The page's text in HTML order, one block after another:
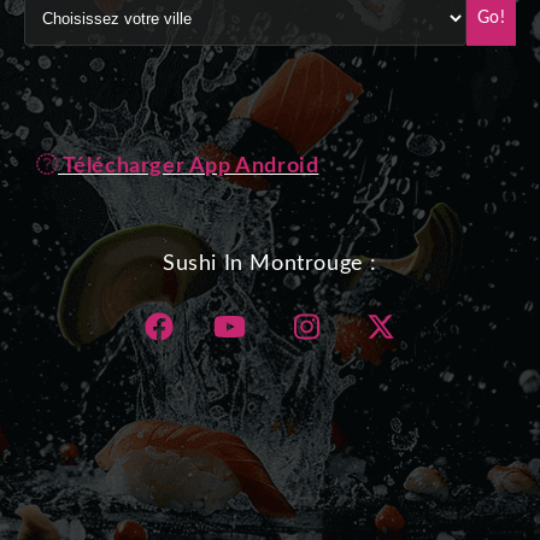
Go!
Télécharger App Android
Sushi In Montrouge :